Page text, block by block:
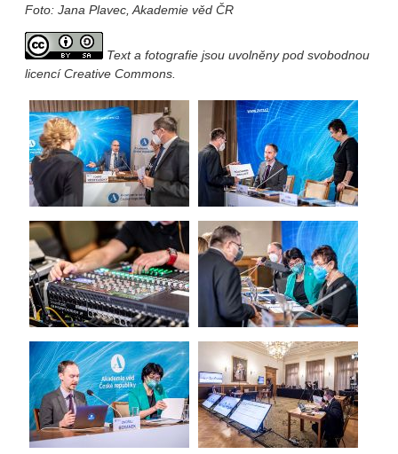
Foto: Jana Plavec, Akademie věd ČR
Text a fotografie jsou uvolněny pod svobodnou
licencí Creative Commons.